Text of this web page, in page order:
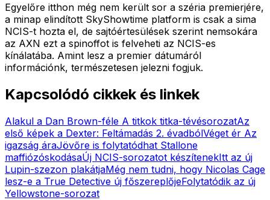
Egyelőre itthon még nem került sor a széria premierjére,
a minap elindított SkyShowtime platform is csak a sima
NCIS-t hozta el, de sajtóértesülések szerint nemsokára
az AXN ezt a spinoffot is felveheti az NCIS-es
kínálatába. Amint lesz a premier dátumáról
információnk, természetesen jelezni fogjuk.
Kapcsolódó cikkek és linkek
Alakul a Dan Brown-féle A titkok titka-tévésorozatAz
első képek a Dexter: Feltámadás 2. évadbólVéget ér Az
igazság áraJövőre is folytatódhat Stallone
maffiózóskodásaÚj NCIS-sorozatot készítenekItt az új
Lupin-szezon plakátjaMég nem tudni, hogy Nicolas Cage
lesz-e a True Detective új főszereplőjeFolytatódik az új
Yellowstone-sorozat